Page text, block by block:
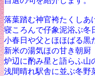
落葉踏む神官袴た
寝ころんで仔象泥浴ぶ
小春日や父とほほばる
新米の湯気ほの甘
炉辺に酌み星と語
浅間晴れ駅舎に並